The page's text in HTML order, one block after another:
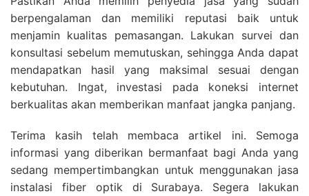
berpengalaman dan memiliki reputasi baik untuk
menjamin kualitas pemasangan. Lakukan survei dan
konsultasi sebelum memutuskan, sehingga Anda dapat
mendapatkan hasil yang maksimal sesuai dengan
kebutuhan. Ingat, investasi pada koneksi internet
berkualitas akan memberikan manfaat jangka panjang.
Terima kasih telah membaca artikel ini. Semoga
informasi yang diberikan bermanfaat bagi Anda yang
sedang mempertimbangkan untuk menggunakan jasa
instalasi fiber optik di Surabaya. Segera lakukan